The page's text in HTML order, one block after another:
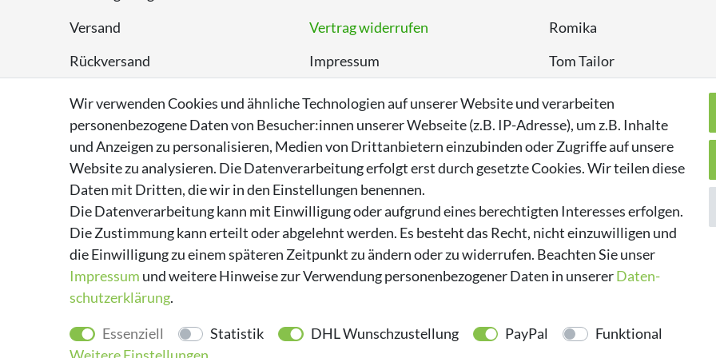
Versand
Rückversand
Entsorgungshinweise
Über Supremo Shoes
Vertrag widerrufen
Impressum
Datenschutzerklärung
AGB
Romika
Tom Tailor
Kappa
© 2026 made by Supremo | Alle Rechte vorbehalten.
Wir verwenden Cookies und ähnliche Technologien auf unserer Website und verarbeiten
personenbezogene Daten von Besucher:innen unserer Webseite (z.B. IP-Adresse), um z.B. Inhalte
und Anzeigen zu personalisieren, Medien von Drittanbietern einzubinden oder Zugriffe auf unsere
Website zu analysieren. Die Datenverarbeitung erfolgt erst durch gesetzte Cookies. Wir teilen diese
Daten mit Dritten, die wir in den Einstellungen benennen.
Die Datenverarbeitung kann mit Einwilligung oder aufgrund eines berechtigten Interesses erfolgen.
Die Zustimmung kann erteilt oder abgelehnt werden. Es besteht das Recht, nicht einzuwilligen und
die Einwilligung zu einem späteren Zeitpunkt zu ändern oder zu widerrufen. Beachten Sie unser
Impressum und weitere Hinweise zur Verwendung personenbezogener Daten in unsererDaten­
schutz­erklärung.
Essenziell Statistik DHL Wunschzustellung PayPal
Funktional